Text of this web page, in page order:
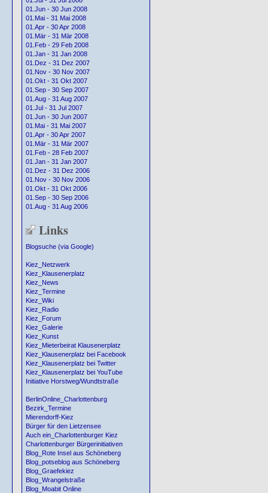
01.Jun - 30 Jun 2008
01.Mai - 31 Mai 2008
01.Apr - 30 Apr 2008
01.Mär - 31 Mär 2008
01.Feb - 29 Feb 2008
01.Jan - 31 Jan 2008
01.Dez - 31 Dez 2007
01.Nov - 30 Nov 2007
01.Okt - 31 Okt 2007
01.Sep - 30 Sep 2007
01.Aug - 31 Aug 2007
01.Jul - 31 Jul 2007
01.Jun - 30 Jun 2007
01.Mai - 31 Mai 2007
01.Apr - 30 Apr 2007
01.Mär - 31 Mär 2007
01.Feb - 28 Feb 2007
01.Jan - 31 Jan 2007
01.Dez - 31 Dez 2006
01.Nov - 30 Nov 2006
01.Okt - 31 Okt 2006
01.Sep - 30 Sep 2006
01.Aug - 31 Aug 2006
Links
Blogsuche (via Google)
Kiez_Netzwerk
Kiez_Klausenerplatz
Kiez_News
Kiez_Termine
Kiez_Wiki
Kiez_Radio
Kiez_Forum
Kiez_Galerie
Kiez_Kunst
Kiez_Mieterbeirat Klausenerplatz
Kiez_Klausenerplatz bei Facebook
Kiez_Klausenerplatz bei Twitter
Kiez_Klausenerplatz bei YouTube
Initiative Horstweg/Wundtstraße
BerlinOnline_Charlottenburg
Bezirk_Termine
Mierendorff-Kiez
Bürger für den Lietzensee
Auch ein_Charlottenburger Kiez
Charlottenburger Bürgerinitiativen
Blog_Rote Insel aus Schöneberg
Blog_potseblog aus Schöneberg
Blog_Graefekiez
Blog_Wrangelstraße
Blog_Moabit Online